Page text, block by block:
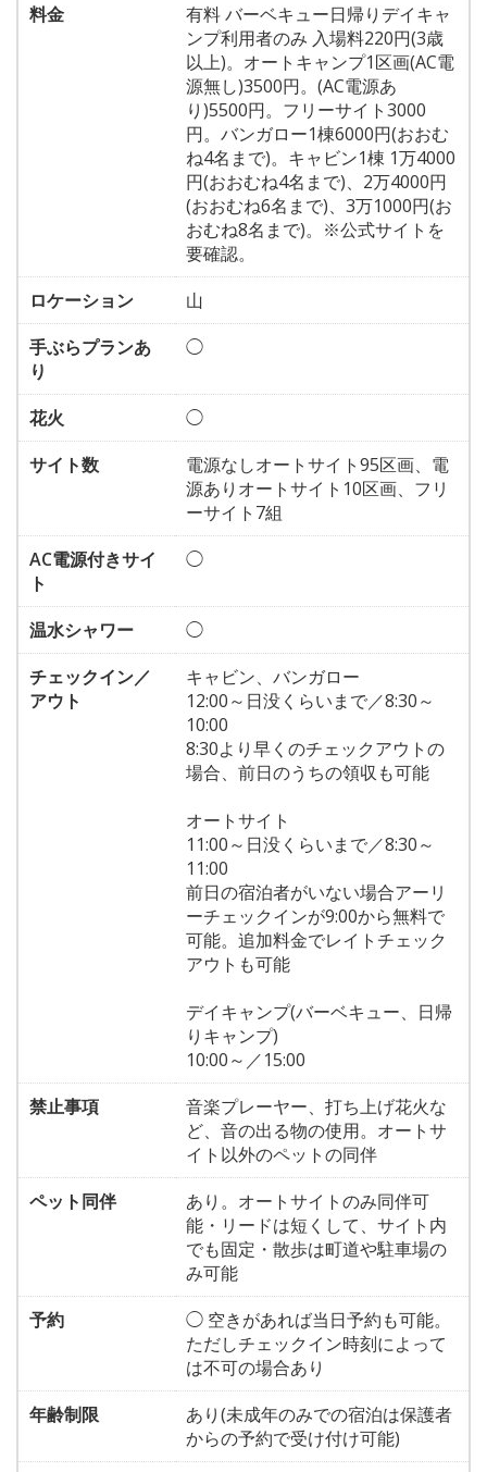
料金
有料 バーベキュー日帰りデイキャ
ンプ利用者のみ 入場料220円(3歳
以上)。オートキャンプ1区画(AC電
源無し)3500円。(AC電源あ
り)5500円。フリーサイト3000
円。バンガロー1棟6000円(おおむ
ね4名まで)。キャビン1棟 1万4000
円(おおむね4名まで)、2万4000円
(おおむね6名まで)、3万1000円(お
おむね8名まで)。※公式サイトを
要確認。
ロケーション
山
手ぶらプランあ
り
◯
花火
◯
サイト数
電源なしオートサイト95区画、電
源ありオートサイト10区画、フリ
ーサイト7組
AC電源付きサイ
ト
◯
温水シャワー
◯
チェックイン／
アウト
キャビン、バンガロー
12:00～日没くらいまで／8:30～
10:00
8:30より早くのチェックアウトの
場合、前日のうちの領収も可能
オートサイト
11:00～日没くらいまで／8:30～
11:00
前日の宿泊者がいない場合アーリ
ーチェックインが9:00から無料で
可能。追加料金でレイトチェック
アウトも可能
デイキャンプ(バーベキュー、日帰
りキャンプ)
10:00～／15:00
禁止事項
音楽プレーヤー、打ち上げ花火な
ど、音の出る物の使用。オートサ
イト以外のペットの同伴
ペット同伴
あり。オートサイトのみ同伴可
能・リードは短くして、サイト内
でも固定・散歩は町道や駐車場の
み可能
予約
◯ 空きがあれば当日予約も可能。
ただしチェックイン時刻によって
は不可の場合あり
年齢制限
あり(未成年のみでの宿泊は保護者
からの予約で受け付け可能)